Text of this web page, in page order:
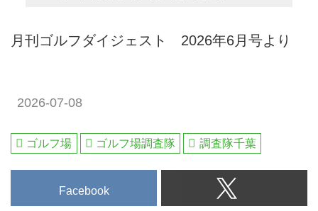
月刊ゴルフダイジェスト 2026年6月号より
2026-07-08
ゴルフ場 ゴルフ場調査隊 調査隊千葉
Facebook